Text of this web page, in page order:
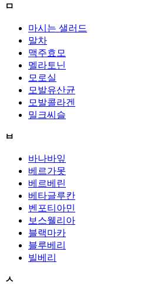
ㅁ
마시는 샐러드
말차
맥주효모
멜라토닌
모로실
모발유산균
모발콜라겐
밀크씨슬
ㅂ
바나바잎
베르가못
베르베린
베타글루칸
벤포티아민
보스웰리아
블랙마카
블루베리
빌베리
ㅅ